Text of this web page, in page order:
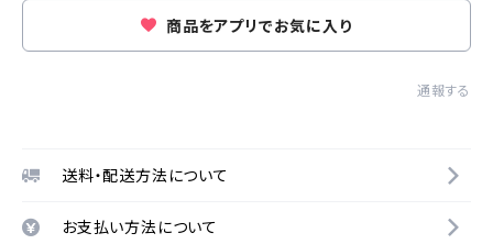
商品をアプリでお気に入り
通報する
送料・配送方法について
お支払い方法について